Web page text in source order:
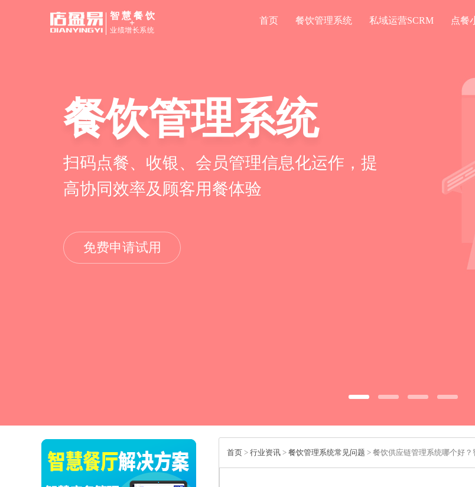
智慧餐饮
+
业绩增长系统
首页 餐饮管理系统 私域运营SCRM 点餐
餐饮管理系统
扫码点餐、收银、会员管理信息化运作，提
高协同效率及顾客用餐体验
免费申请试用
首页 > 行业资讯 > 餐饮管理系统常见问题 > 餐饮供应链管理系统哪个好